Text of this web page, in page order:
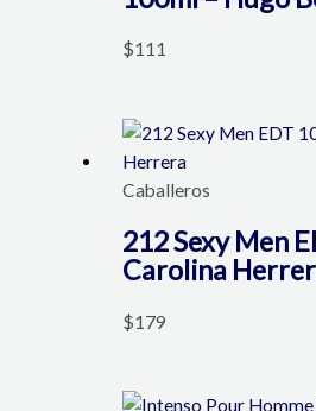
$111
Caballeros
212 Sexy Men
Carolina
$179